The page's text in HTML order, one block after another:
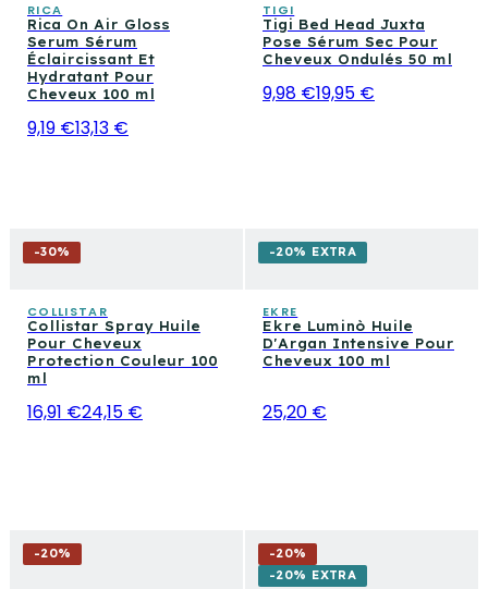
RICA
Rica On Air Gloss
Serum Sérum
Éclaircissant Et
Hydratant Pour
Cheveux 100 ml
9,19 €13,13 €
TIGI
Tigi Bed Head Juxta
Pose Sérum Sec Pour
Cheveux Ondulés 50 ml
9,98 €19,95 €
-30%
COLLISTAR
Collistar Spray Huile
Pour Cheveux
Protection Couleur 100
ml
16,91 €24,15 €
-20% EXTRA
EKRE
Ekre Luminò Huile
D'Argan Intensive Pour
Cheveux 100 ml
25,20 €
-20% -20%
-20% EXTRA